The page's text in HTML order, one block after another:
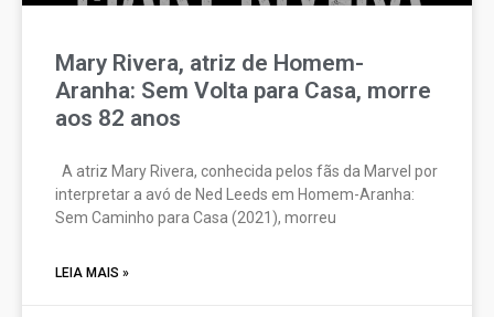
Mary Rivera, atriz de Homem-
Aranha: Sem Volta para Casa, morre
aos 82 anos
A atriz Mary Rivera, conhecida pelos fãs da Marvel por
interpretar a avó de Ned Leeds em Homem-Aranha:
Sem Caminho para Casa (2021), morreu
LEIA MAIS »